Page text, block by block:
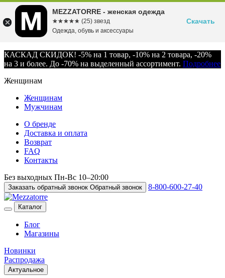
КАСКАД СКИДОК! -5% на 1 товар, -10% на 2 товара, -20%
на 3 и более. До -70% на выделенный ассортимент. Подробнее
Женщинам
Женщинам
Мужчинам
О бренде
Доставка и оплата
Возврат
FAQ
Контакты
Без выходных Пн-Вс 10–20:00
Заказать обратный звонок Обратный звонок 8-800-600-27-40
Каталог
Блог
Магазины
Новинки
Распродажа
Актуальное
MEZZATORRE - женская одежда
☆☆☆☆☆
★★★★★ (25) звезд
Одежда, обувь и аксессуары
Скачать